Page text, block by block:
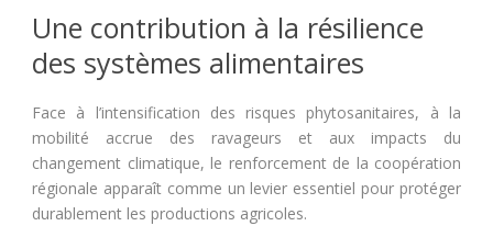
Une contribution à la résilience
des systèmes alimentaires
Face à l’intensification des risques phytosanitaires, à la
mobilité accrue des ravageurs et aux impacts du
changement climatique, le renforcement de la coopération
régionale apparaît comme un levier essentiel pour protéger
durablement les productions agricoles.